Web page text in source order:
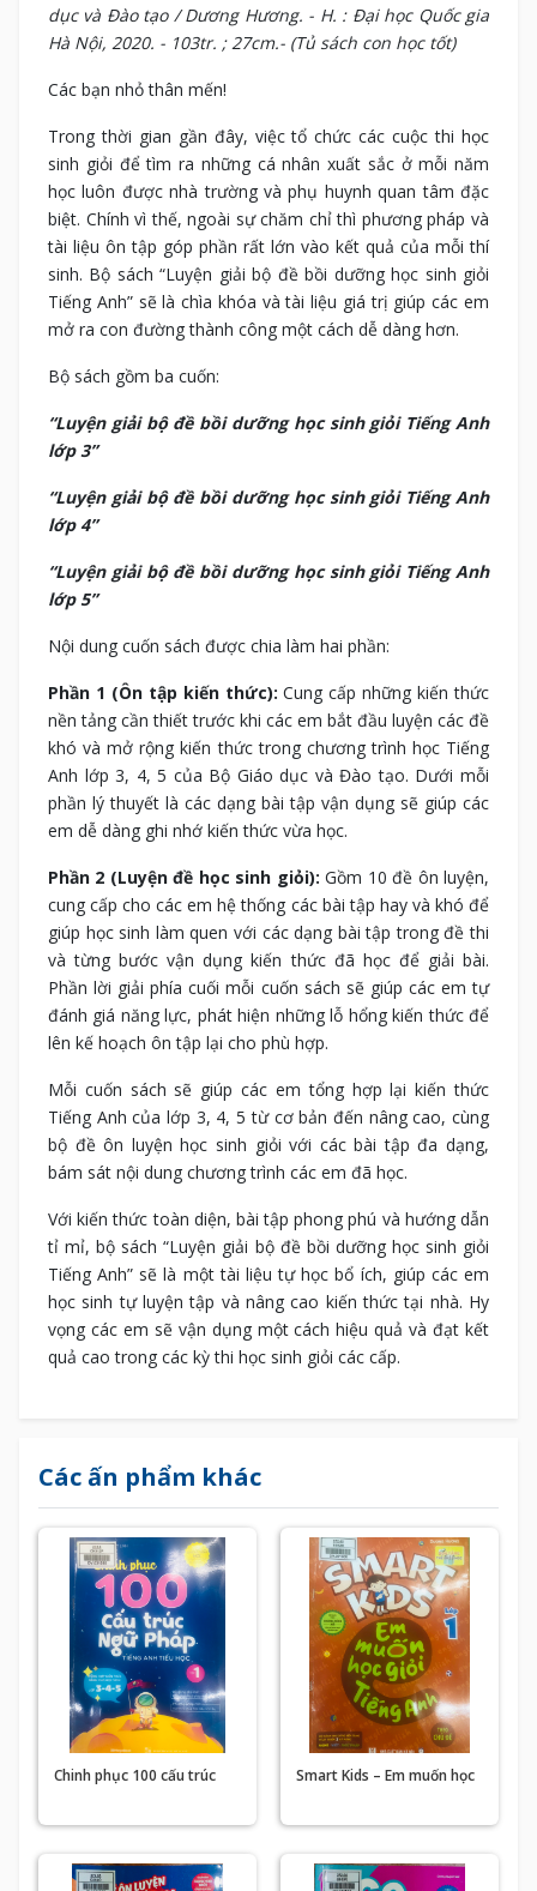
dục và Đào tạo / Dương Hương. - H. : Đại học Quốc gia
Hà Nội, 2020. - 103tr. ; 27cm.- (Tủ sách con học tốt)
Các bạn nhỏ thân mến!
Trong thời gian gần đây, việc tổ chức các cuộc thi học
sinh giỏi để tìm ra những cá nhân xuất sắc ở mỗi năm
học luôn được nhà trường và phụ huynh quan tâm đặc
biệt. Chính vì thế, ngoài sự chăm chỉ thì phương pháp và
tài liệu ôn tập góp phần rất lớn vào kết quả của mỗi thí
sinh. Bộ sách “Luyện giải bộ đề bồi dưỡng học sinh giỏi
Tiếng Anh” sẽ là chìa khóa và tài liệu giá trị giúp các em
mở ra con đường thành công một cách dễ dàng hơn.
Bộ sách gồm ba cuốn:
“Luyện giải bộ đề bồi dưỡng học sinh giỏi Tiếng Anh
lớp 3”
“Luyện giải bộ đề bồi dưỡng học sinh giỏi Tiếng Anh
lớp 4”
“Luyện giải bộ đề bồi dưỡng học sinh giỏi Tiếng Anh
lớp 5”
Nội dung cuốn sách được chia làm hai phần:
Phần 1 (Ôn tập kiến thức): Cung cấp những kiến thức
nền tảng cần thiết trước khi các em bắt đầu luyện các đề
khó và mở rộng kiến thức trong chương trình học Tiếng
Anh lớp 3, 4, 5 của Bộ Giáo dục và Đào tạo. Dưới mỗi
phần lý thuyết là các dạng bài tập vận dụng sẽ giúp các
em dễ dàng ghi nhớ kiến thức vừa học.
Phần 2 (Luyện đề học sinh giỏi): Gồm 10 đề ôn luyện,
cung cấp cho các em hệ thống các bài tập hay và khó để
giúp học sinh làm quen với các dạng bài tập trong đề thi
và từng bước vận dụng kiến thức đã học để giải bài.
Phần lời giải phía cuối mỗi cuốn sách sẽ giúp các em tự
đánh giá năng lực, phát hiện những lỗ hổng kiến thức để
lên kế hoạch ôn tập lại cho phù hợp.
Mỗi cuốn sách sẽ giúp các em tổng hợp lại kiến thức
Tiếng Anh của lớp 3, 4, 5 từ cơ bản đến nâng cao, cùng
bộ đề ôn luyện học sinh giỏi với các bài tập đa dạng,
bám sát nội dung chương trình các em đã học.
Với kiến thức toàn diện, bài tập phong phú và hướng dẫn
tỉ mỉ, bộ sách “Luyện giải bộ đề bồi dưỡng học sinh giỏi
Tiếng Anh” sẽ là một tài liệu tự học bổ ích, giúp các em
học sinh tự luyện tập và nâng cao kiến thức tại nhà. Hy
vọng các em sẽ vận dụng một cách hiệu quả và đạt kết
quả cao trong các kỳ thi học sinh giỏi các cấp.
Các ấn phẩm khác
Chinh phục 100 cấu trúc
học
Smart Kids – Em muốn học